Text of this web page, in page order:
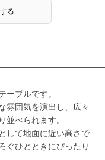
る
ーブルです。
雰囲気を演出し、広々
並べられます。
して地面に近い高さで
ぐひとときにぴったり